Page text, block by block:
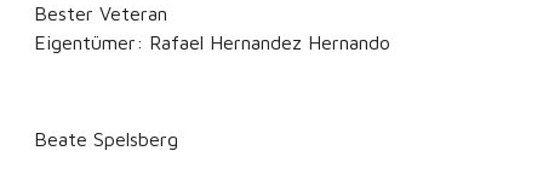
Bester Veteran
Eigentümer: Rafael Hernandez Hernando
Beate Spelsberg